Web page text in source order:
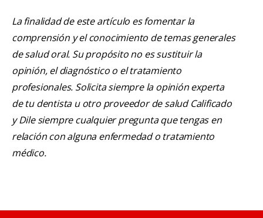
La finalidad de este artículo es fomentar la
comprensión y el conocimiento de temas generales
de salud oral. Su propósito no es sustituir la
opinión, el diagnóstico o el tratamiento
profesionales. Solicita siempre la opinión experta
de tu dentista u otro proveedor de salud Calificado
y Dile siempre cualquier pregunta que tengas en
relación con alguna enfermedad o tratamiento
médico.